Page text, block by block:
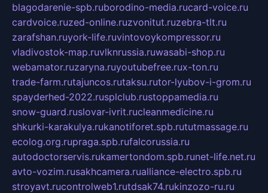
blagodarenie-spb.ruborodino-media.rucard-voice.ru
cardvoice.ruzed-online.ruzvonitut.ruzebra-tlt.ru
zarafshan.ruyork-life.ruvintovoykompressor.ru
vladivostok-map.ruvlknrussia.ruwasabi-shop.ru
webamator.ruzaryna.ruyoutubefree.rux-ton.ru
trade-farm.rutajuncos.rutaksu.rutor-lyubov-i-grom.ru
spayderhed-2022.rusplclub.rustoppamedia.ru
snow-guard.ruslovar-ivrit.rucleanmedicine.ru
shkurki-karakulya.rukanotiforet.spb.rututmassage.ru
ecolog.org.rupraga.spb.rufalcorussia.ru
autodoctorservis.rukamertondom.spb.runet-life.net.ru
avto-vozim.rusakhcamera.rualliance-electro.spb.ru
stroyavt.rucontrolweb1.rutdsak74.rukinzozo-ru.ru